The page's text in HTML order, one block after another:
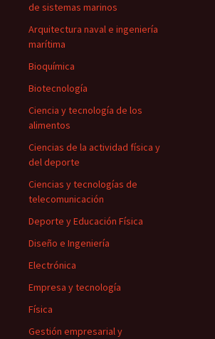
de sistemas marinos
Arquitectura naval e ingeniería
marítima
Bioquímica
Biotecnología
Ciencia y tecnología de los
alimentos
Ciencias de la actividad física y
del deporte
Ciencias y tecnologías de
telecomunicación
Deporte y Educación Física
Diseño e Ingeniería
Electrónica
Empresa y tecnología
Física
Gestión empresarial y